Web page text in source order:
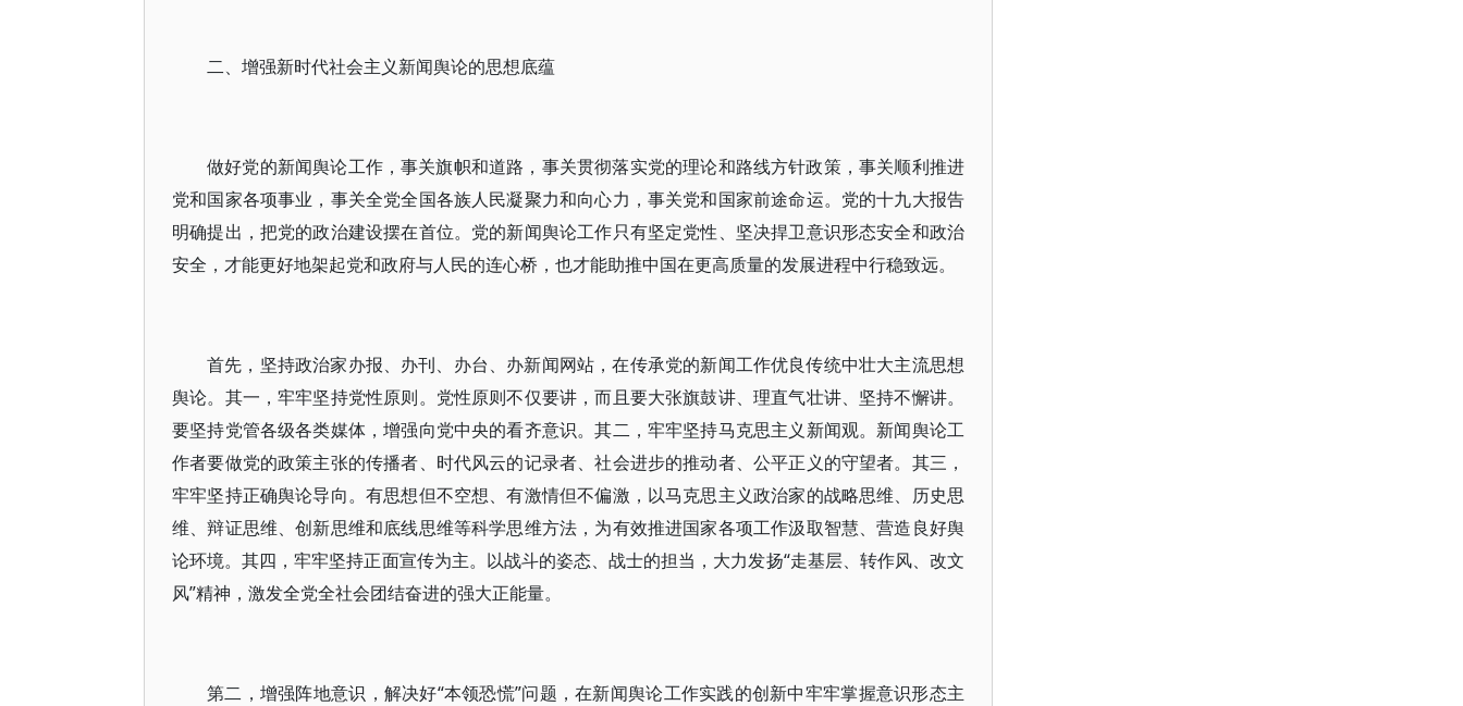
二、增强新时代社会主义新闻舆论的思想底蕴
做好党的新闻舆论工作，事关旗帜和道路，事关贯彻落实党的理论和路线方针政策，事关顺利推进
党和国家各项事业，事关全党全国各族人民凝聚力和向心力，事关党和国家前途命运。党的十九大报告
明确提出，把党的政治建设摆在首位。党的新闻舆论工作只有坚定党性、坚决捍卫意识形态安全和政治
安全，才能更好地架起党和政府与人民的连心桥，也才能助推中国在更高质量的发展进程中行稳致远。
首先，坚持政治家办报、办刊、办台、办新闻网站，在传承党的新闻工作优良传统中壮大主流思想
舆论。其一，牢牢坚持党性原则。党性原则不仅要讲，而且要大张旗鼓讲、理直气壮讲、坚持不懈讲。
要坚持党管各级各类媒体，增强向党中央的看齐意识。其二，牢牢坚持马克思主义新闻观。新闻舆论工
作者要做党的政策主张的传播者、时代风云的记录者、社会进步的推动者、公平正义的守望者。其三，
牢牢坚持正确舆论导向。有思想但不空想、有激情但不偏激，以马克思主义政治家的战略思维、历史思
维、辩证思维、创新思维和底线思维等科学思维方法，为有效推进国家各项工作汲取智慧、营造良好舆
论环境。其四，牢牢坚持正面宣传为主。以战斗的姿态、战士的担当，大力发扬“走基层、转作风、改文
风”精神，激发全党全社会团结奋进的强大正能量。
第二，增强阵地意识，解决好“本领恐慌”问题，在新闻舆论工作实践的创新中牢牢掌握意识形态主